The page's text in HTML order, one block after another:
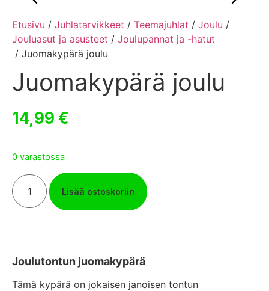
Etusivu / Juhlatarvikkeet / Teemajuhlat / Joulu /
Jouluasut ja asusteet / Joulupannat ja -hatut
/ Juomakypärä joulu
Juomakypärä joulu
14,99 €
0 varastossa
Lisää ostoskoriin
Joulutontun juomakypärä
Tämä kypärä on jokaisen janoisen tontun